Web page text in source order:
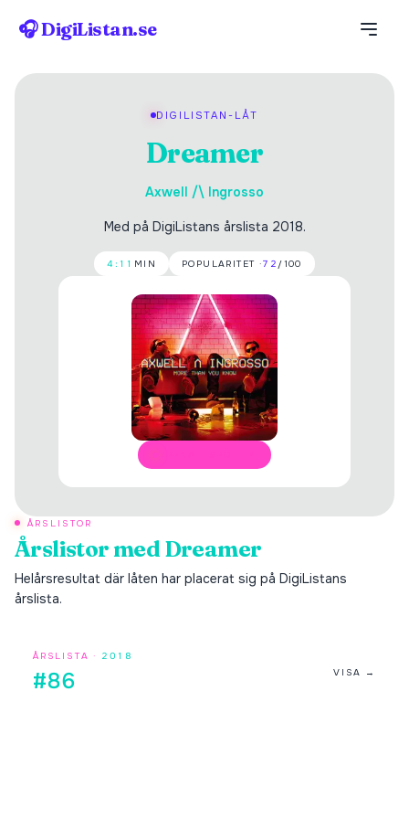
🎧 DigiListan.se
DIGILISTAN-LÅT
Dreamer
Axwell /\ Ingrosso
Med på DigiListans årslista 2018.
4:11 MIN POPULARITET ·72 /100
ÅRSLISTOR
Årslistor medDreamer
Helårsresultat där låten har placerat sig på DigiListans
årslista.
ÅRSLISTA · 2018
#86 VISA →